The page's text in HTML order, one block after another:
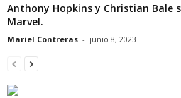
Anthony Hopkins y Christian Bale
Marvel.
Mariel Contreras - junio 8, 2023